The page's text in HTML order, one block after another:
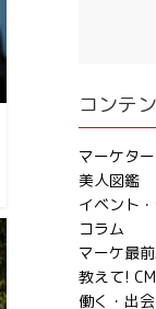
コンテ
マーケタ
美人図鑑
イベント
コラム
マーケ最
教えて!
働く・出